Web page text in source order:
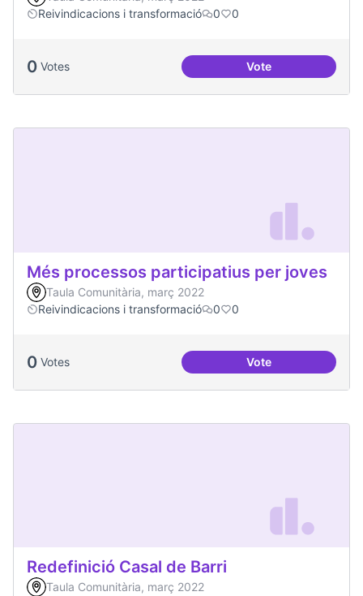
Reivindicacions i transformació
0 0
0 Votes VoteEmergència
Més processos participatius per joves
Taula Comunitària, març 2022
Reivindicacions i transformació
0 0
0 Votes VoteMés processos
Redefinició Casal de Barri
Taula Comunitària, març 2022